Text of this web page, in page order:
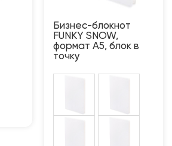
Бизнес-блокнот
FUNKY SNOW,
формат А5, блок в
точку